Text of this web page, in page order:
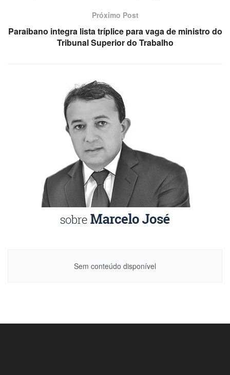
Próximo Post
Paraibano integra lista tríplice para vaga de ministro do
Tribunal Superior do Trabalho
Sem conteúdo disponível